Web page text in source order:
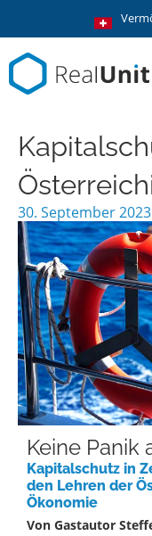
30. September 2023
Keine Panik
Kapitalschutz in
den Lehren der
Ökonomie
Von Gastautor